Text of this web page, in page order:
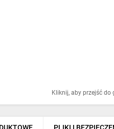
i mierniki
Kliknij, aby przejść do